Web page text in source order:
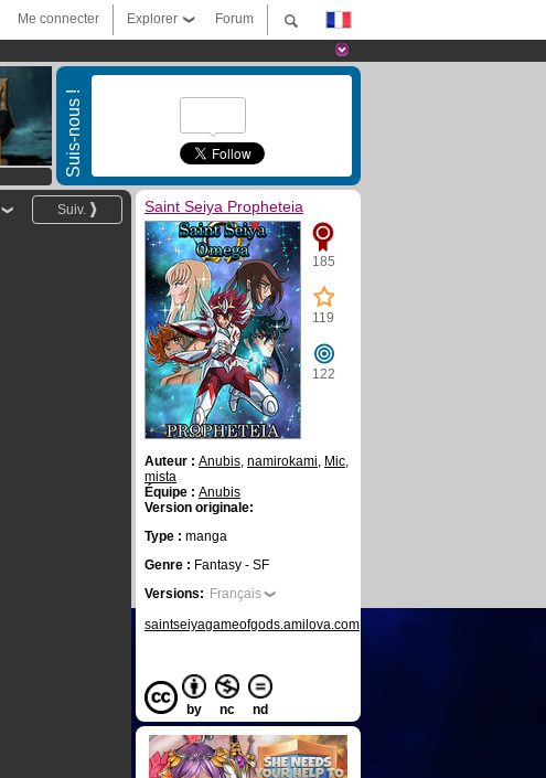
Forum
Explorer
Me connecter
Suis-nous !
Suiv. Saint Seiya Propheteia
185
119
122
Auteur : Anubis, namirokami, Mic,
mista
Équipe : Anubis
Version originale:
Type : manga
Genre : Fantasy - SF
Versions: Français
saintseiyagameofgods.amilova.com
by nc nd